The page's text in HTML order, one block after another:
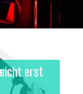
erst